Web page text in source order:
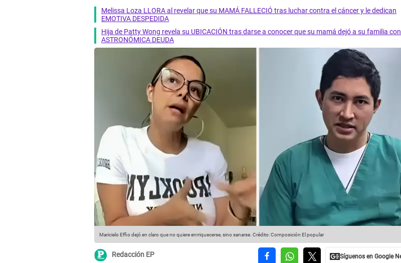
Melissa Loza LLORA al revelar que su MAMÁ FALLECIÓ tras luchar contra el cáncer y le dedican
EMOTIVA DESPEDIDA
Hija de Patty Wong revela su UBICACIÓN tras darse a conocer que su mamá dejó a su familia con
ASTRONÓMICA DEUDA
Maricielo Effio dejó en claro que no quiere enrriquecerse, sino sanarse. Crédito: Composición El popular
Redacción EP